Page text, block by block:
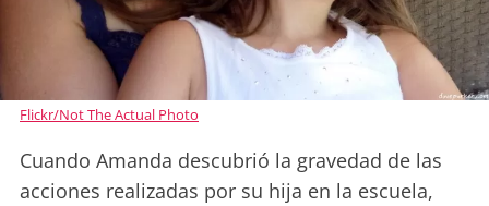
Flickr/Not The Actual Photo
Cuando Amanda descubrió la gravedad de las
acciones realizadas por su hija en la escuela,